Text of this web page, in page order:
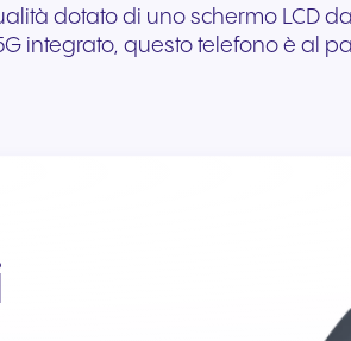
Commercio al dettaglio
commercio elettronico
dotato di uno schermo LCD
integrato, questo telefono è al